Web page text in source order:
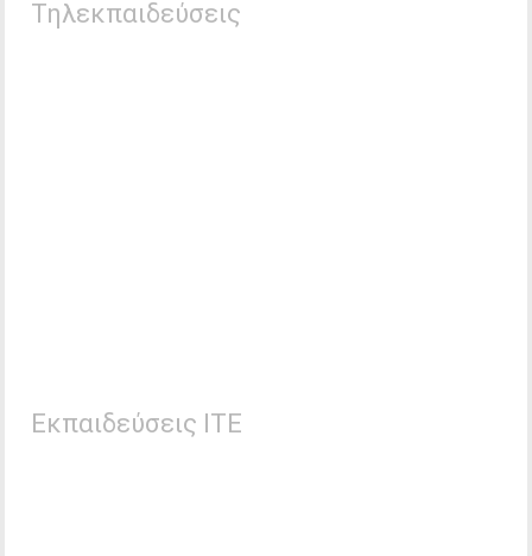
Τηλεκπαιδεύσεις
Εκπαιδεύσεις ΙΤΕ